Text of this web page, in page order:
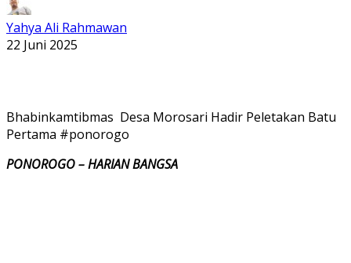
Yahya Ali Rahmawan
22 Juni 2025
Bhabinkamtibmas Desa Morosari Hadir Peletakan Batu
Pertama #ponorogo
PONOROGO – HARIAN BANGSA